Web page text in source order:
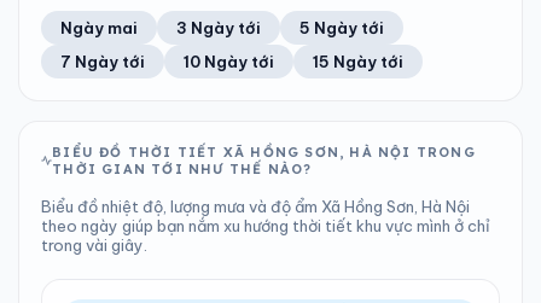
25°C 63%
Khả năng mưa
2.41 mm
Tổng cả ngày
998 hPa
Bình thường
11
Chỉ số UV
Tốt
Ước lượng
25°C
Ổn định
100%
Khả năng mưa
Trung bình ngày Tốc độ gió
TIA UV TẦM NHÌN
LƯỢNG MƯA
24.06 mm
Tổng cả ngày
ÁP SUẤT
999 hPa
Bình thường
Ngày mai 3 Ngày tới
5 Ngày tới
7 Ngày tới
10 Ngày tới 15 Ngày tới
BIỂU ĐỒ THỜI TIẾT XÃ HỒNG SƠN, HÀ NỘI TRONG
THỜI GIAN TỚI NHƯ THẾ NÀO?
Biểu đồ nhiệt độ, lượng mưa và độ ẩm Xã Hồng Sơn, Hà Nội
theo ngày giúp bạn nắm xu hướng thời tiết khu vực mình ở chỉ
trong vài giây.